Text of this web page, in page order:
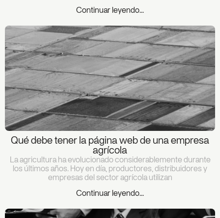
Continuar leyendo...
Qué debe tener la página web de una empresa
agrícola
La agricultura ha evolucionado considerablemente durante
los últimos años. Hoy en día, productores, distribuidores y
empresas del sector agrícola utilizan
Continuar leyendo...